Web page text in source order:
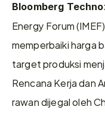
Bloomberg
Energy Forum
memperbaiki harga
target produksi
Rencana Kerja dan
rawan dijegal oleh